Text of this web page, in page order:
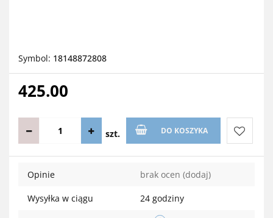
Symbol: 18148872808
425.00
szt. DO KOSZYKA
Do
Opinie brak ocen (dodaj)
Wysyłka w ciągu 24 godziny